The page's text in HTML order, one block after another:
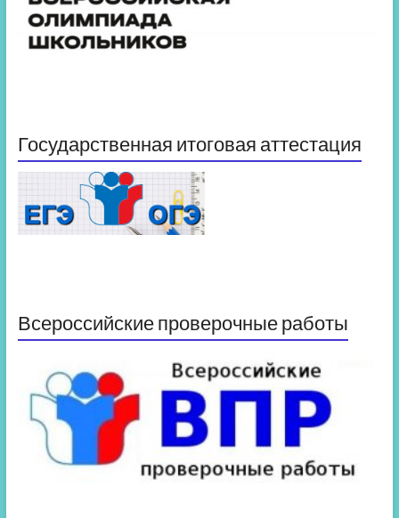
Государственная итоговая аттестация
Всероссийские проверочные работы